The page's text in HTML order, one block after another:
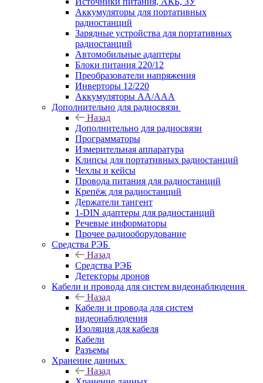
Аккумуляторы для портативных
радиостанций
Зарядные устройства для портативных
радиостанций
Автомобильные адаптеры
Блоки питания 220/12
Преобразователи напряжения
Инверторы 12/220
Аккумуляторы АА/ААА
Дополнительно для радиосвязи
Назад
Дополнительно для радиосвязи
Программаторы
Измерительная аппаратура
Клипсы для портативных радиостанций
Чехлы и кейсы
Провода питания для радиостанций
Крепёж для радиостанций
Держатели тангент
1-DIN адаптеры для радиостанций
Речевые информаторы
Прочее радиооборудование
Средства РЭБ
Назад
Средства РЭБ
Детекторы дронов
Кабели и провода для систем видеонаблюдения
Назад
Кабели и провода для систем
видеонаблюдения
Изоляция для кабеля
Кабели
Разъемы
Хранение данных
Назад